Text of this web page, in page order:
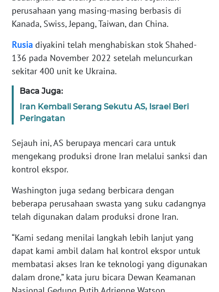
perusahaan yang masing-masing berbasis di
Kanada, Swiss, Jepang, Taiwan, dan China.
Rusia diyakini telah menghabiskan stok Shahed-
136 pada November 2022 setelah meluncurkan
sekitar 400 unit ke Ukraina.
Baca Juga:
Iran Kembali Serang Sekutu AS, Israel Beri
Peringatan
Sejauh ini, AS berupaya mencari cara untuk
mengekang produksi drone Iran melalui sanksi dan
kontrol ekspor.
Washington juga sedang berbicara dengan
beberapa perusahaan swasta yang suku cadangnya
telah digunakan dalam produksi drone Iran.
“Kami sedang menilai langkah lebih lanjut yang
dapat kami ambil dalam hal kontrol ekspor untuk
membatasi akses Iran ke teknologi yang digunakan
dalam drone,” kata juru bicara Dewan Keamanan
PEDOMAN
SIBER
REDAKSI
KARIR
DISCLAIMER
Wahana
News
Regional
WN
SUMUT
JAKARTA
WN
JABAR